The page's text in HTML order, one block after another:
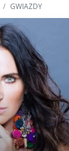
GWIAZDY